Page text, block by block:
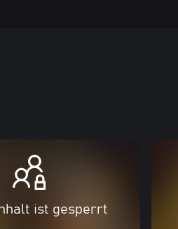
ist gesperrt